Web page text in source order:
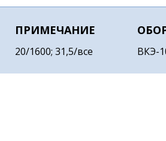
ПРИМЕЧАНИЕ
20/1600; 31,5/все ВКЭ-